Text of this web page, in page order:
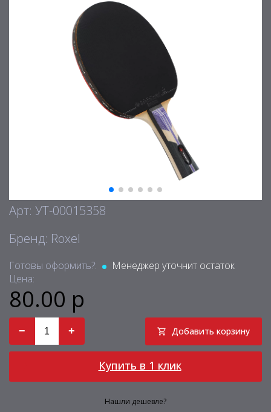
Арт: УТ-00015358
Бренд: Roxel
Готовы оформить?:
Менеджер уточнит остаток
Цена:
80.00 р
− + Добавить корзину
Купить в 1 клик
Нашли дешевле?